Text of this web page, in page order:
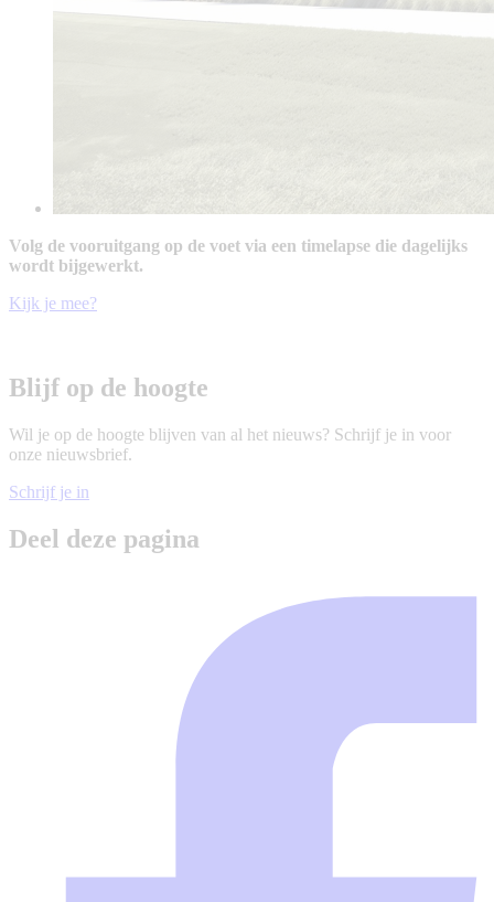
Volg de vooruitgang op de voet via een timelapse die dagelijks
wordt bijgewerkt.
Kijk je mee?
Blijf op de hoogte
Wil je op de hoogte blijven van al het nieuws? Schrijf je in voor
onze nieuwsbrief.
Schrijf je in
Deel deze pagina